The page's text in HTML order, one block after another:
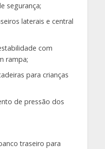
segurança;
laterais e central
com
rampa;
para crianças
de pressão dos
traseiro para